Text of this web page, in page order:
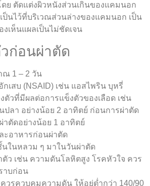
ย ตัดแต่งผิวหนังส่วนเกินของแคมนอก
ป็นไว้ที่บริเวณส่วนล่างของแคมนอก เป็น
งเห็นแผลเป็นไม่ชัดเจน
ก่อนผ่าตัด
ณ 1 – 2 วัน
กเสบ (NSAID) เช่น แอสไพริน บุหรี่
ตัวที่มีผลต่อการแข็งตัวของเลือด เช่น
ปลา อย่างน้อย 2 อาทิตย์ ก่อนการผ่าตัด
ตัดอย่างน้อย 1 อาทิตย์
ะอาหารก่อนผ่าตัด
นในหลวม ๆ มาในวันผ่าตัด
ว เช่น ความดันโลหิตสูง โรคหัวใจ ควร
าบก่อน
วรควบคุมความดัน ให้อยู่ต่ำกว่า 140/90